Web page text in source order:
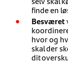
finde en
Besværet
hvor og
skal der
dit